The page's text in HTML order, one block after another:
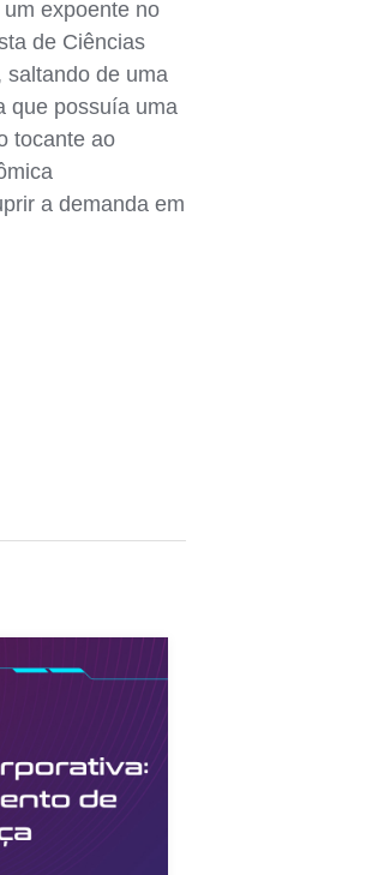
expoente no
de Ciências
de uma
que possuía uma
tocante ao
a demanda em